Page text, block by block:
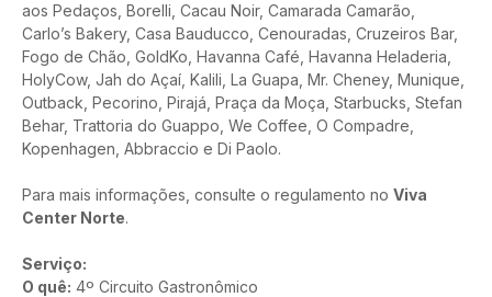
aos Pedaços, Borelli, Cacau Noir, Camarada Camarão,
Carlo’s Bakery, Casa Bauducco, Cenouradas, Cruzeiros Bar,
Fogo de Chão, GoldKo, Havanna Café, Havanna Heladeria,
HolyCow, Jah do Açaí, Kalili, La Guapa, Mr. Cheney, Munique,
Outback, Pecorino, Pirajá, Praça da Moça, Starbucks, Stefan
Behar, Trattoria do Guappo, We Coffee, O Compadre,
Kopenhagen, Abbraccio e Di Paolo.
Para mais informações, consulte o regulamento no Viva
Center Norte.
Serviço:
O quê: 4º Circuito Gastronômico